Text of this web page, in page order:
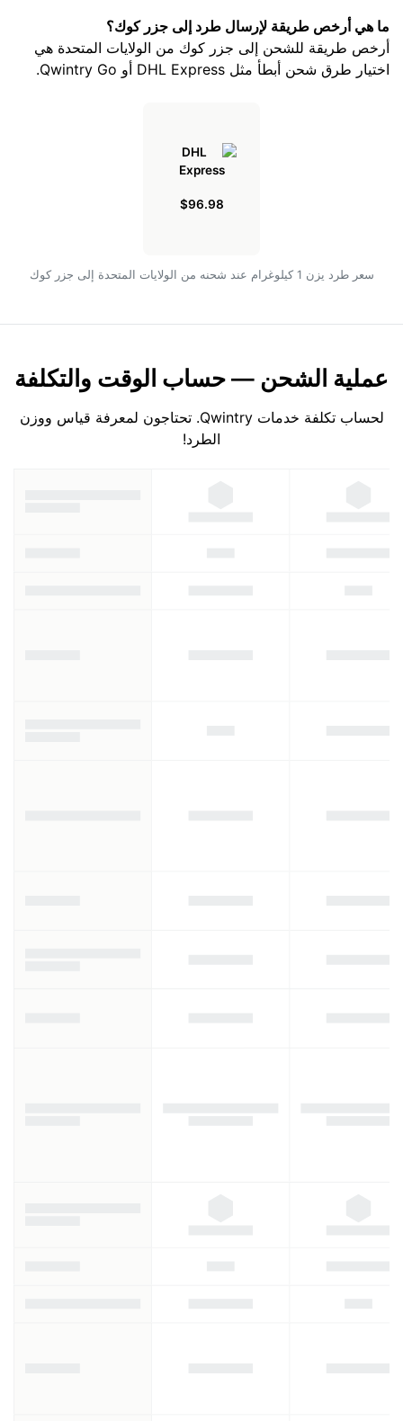
ما هي أرخص طريقة لإرسال طرد إلى جزر كوك؟
أرخص طريقة للشحن إلى جزر كوك من الولايات المتحدة هي
اختيار طرق شحن أبطأ مثل DHL Express أو Qwintry Go.
$96.98
سعر طرد يزن 1 كيلوغرام عند شحنه من الولايات المتحدة إلى جزر كوك
عملية الشحن — حساب الوقت والتكلفة
لحساب تكلفة خدمات Qwintry. تحتاجون لمعرفة قياس ووزن
الطرد!